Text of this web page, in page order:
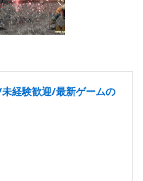
経験歓迎/最新ゲームの